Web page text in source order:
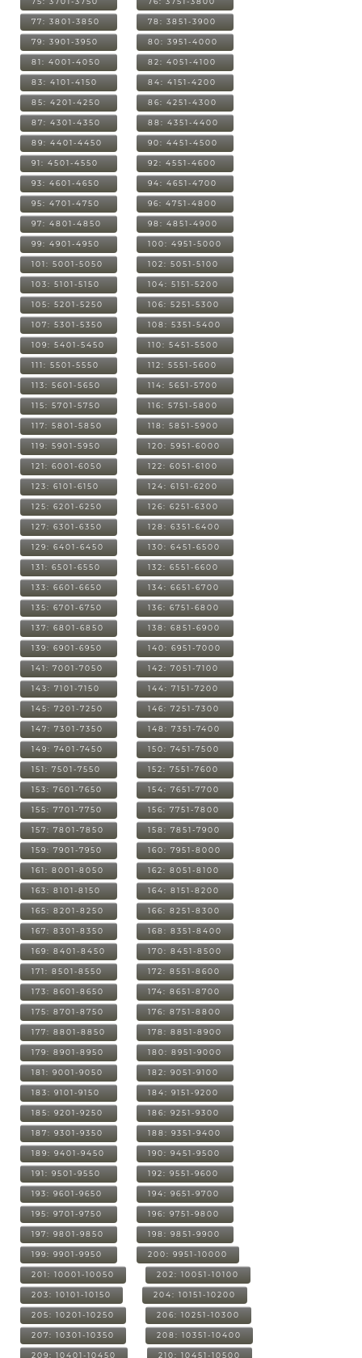
77: 3801-3850 78: 3851-3900
79: 3901-3950 80: 3951-4000
81: 4001-4050 82: 4051-4100
83: 4101-4150 84: 4151-4200
85: 4201-4250 86: 4251-4300
87: 4301-4350 88: 4351-4400
89: 4401-4450 90: 4451-4500
91: 4501-4550 92: 4551-4600
93: 4601-4650 94: 4651-4700
95: 4701-4750 96: 4751-4800
97: 4801-4850 98: 4851-4900
99: 4901-4950 100: 4951-5000
101: 5001-5050 102: 5051-5100
103: 5101-5150 104: 5151-5200
105: 5201-5250 106: 5251-5300
107: 5301-5350 108: 5351-5400
109: 5401-5450 110: 5451-5500
111: 5501-5550 112: 5551-5600
113: 5601-5650 114: 5651-5700
115: 5701-5750 116: 5751-5800
117: 5801-5850 118: 5851-5900
119: 5901-5950 120: 5951-6000
121: 6001-6050 122: 6051-6100
123: 6101-6150 124: 6151-6200
125: 6201-6250 126: 6251-6300
127: 6301-6350 128: 6351-6400
129: 6401-6450 130: 6451-6500
131: 6501-6550 132: 6551-6600
133: 6601-6650 134: 6651-6700
135: 6701-6750 136: 6751-6800
137: 6801-6850 138: 6851-6900
139: 6901-6950 140: 6951-7000
141: 7001-7050 142: 7051-7100
143: 7101-7150 144: 7151-7200
145: 7201-7250 146: 7251-7300
147: 7301-7350 148: 7351-7400
149: 7401-7450 150: 7451-7500
151: 7501-7550 152: 7551-7600
153: 7601-7650 154: 7651-7700
155: 7701-7750 156: 7751-7800
157: 7801-7850 158: 7851-7900
159: 7901-7950 160: 7951-8000
161: 8001-8050 162: 8051-8100
163: 8101-8150 164: 8151-8200
165: 8201-8250 166: 8251-8300
167: 8301-8350 168: 8351-8400
169: 8401-8450 170: 8451-8500
171: 8501-8550 172: 8551-8600
173: 8601-8650 174: 8651-8700
175: 8701-8750 176: 8751-8800
177: 8801-8850 178: 8851-8900
179: 8901-8950 180: 8951-9000
181: 9001-9050 182: 9051-9100
183: 9101-9150 184: 9151-9200
185: 9201-9250 186: 9251-9300
187: 9301-9350 188: 9351-9400
189: 9401-9450 190: 9451-9500
191: 9501-9550 192: 9551-9600
193: 9601-9650 194: 9651-9700
195: 9701-9750 196: 9751-9800
197: 9801-9850 198: 9851-9900
199: 9901-9950 200: 9951-10000
201: 10001-10050 202: 10051-10100
203: 10101-10150 204: 10151-10200
205: 10201-10250 206: 10251-10300
207: 10301-10350 208: 10351-10400
209: 10401-10450 210: 10451-10500